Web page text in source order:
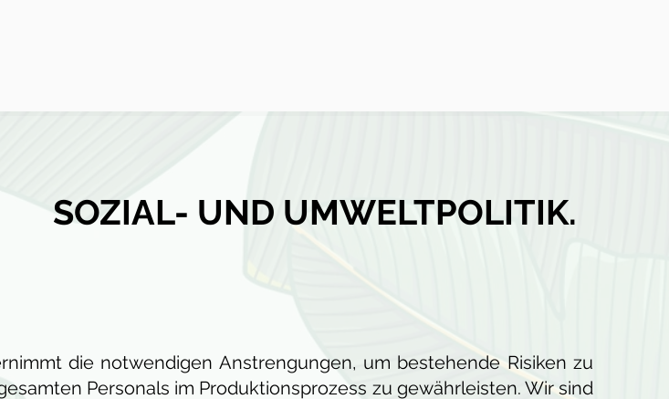
SOZIAL- UND UMWELTPOLITIK.
die notwendigen Anstrengungen, um bestehende Risiken zu
Personals im Produktionsprozess zu gewährleisten. Wir sind